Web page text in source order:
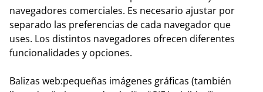
navegadores comerciales. Es necesario ajustar por
separado las preferencias de cada navegador que
uses. Los distintos navegadores ofrecen diferentes
funcionalidades y opciones.
Balizas web:pequeñas imágenes gráficas (también